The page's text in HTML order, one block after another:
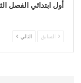
أول ابتدائي الفصل
السابق التالي